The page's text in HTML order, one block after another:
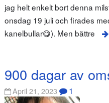
jag helt enkelt bort denna
onsdag 19 juli och firades
kanelbullar😋). Men bättre
900 dagar av
April 21, 2023 1